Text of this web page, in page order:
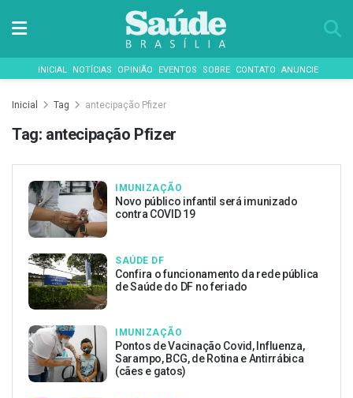
INICIAL NOTÍCIAS OPINIÃO EVENTOS SOBRE CONTATO ANUNCIE
Inicial Tag antecipação Pfizer
Tag: antecipação Pfizer
IMUNIZAÇÃO
Novo público infantil será imunizado
contra COVID 19
SAÚDE DF
Confira o funcionamento da rede pública
de Saúde do DF no feriado
IMUNIZAÇÃO
Pontos de Vacinação Covid, Influenza,
Sarampo, BCG, de Rotina e Antirrábica
(cães e gatos)